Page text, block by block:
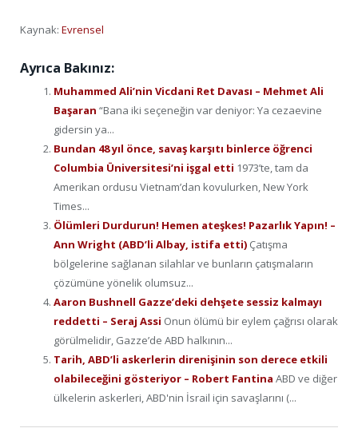
Kaynak: Evrensel
Ayrıca Bakınız:
Muhammed Ali’nin Vicdani Ret Davası – Mehmet Ali
Başaran “Bana iki seçeneğin var deniyor: Ya cezaevine
gidersin ya...
Bundan 48 yıl önce, savaş karşıtı binlerce öğrenci
Columbia Üniversitesi’ni işgal etti 1973’te, tam da
Amerikan ordusu Vietnam’dan kovulurken, New York
Times...
Ölümleri Durdurun! Hemen ateşkes! Pazarlık Yapın! –
Ann Wright (ABD’li Albay, istifa etti) Çatışma
bölgelerine sağlanan silahlar ve bunların çatışmaların
çözümüne yönelik olumsuz...
Aaron Bushnell Gazze’deki dehşete sessiz kalmayı
reddetti – Seraj Assi Onun ölümü bir eylem çağrısı olarak
görülmelidir, Gazze’de ABD halkının...
Tarih, ABD’li askerlerin direnişinin son derece etkili
olabileceğini gösteriyor – Robert Fantina ABD ve diğer
ülkelerin askerleri, ABD'nin İsrail için savaşlarını (...